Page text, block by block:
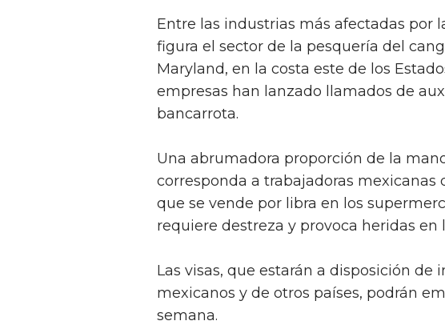
Entre las industrias más afectadas por
figura el sector de la pesquería del
Maryland, en la costa este de los
empresas han lanzado llamados de
bancarrota.
Una abrumadora proporción de la
corresponda a trabajadoras mexicanas
que se vende por libra en los
requiere destreza y provoca heridas en
Las visas, que estarán a disposición de
mexicanos y de otros países, podrán
semana.